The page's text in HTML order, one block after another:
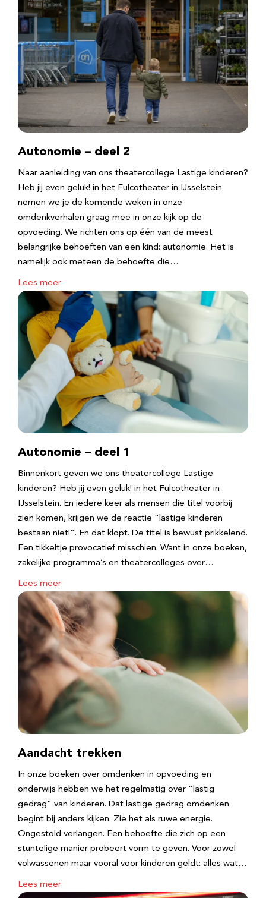
Autonomie – deel 2
Naar aanleiding van ons theatercollege Lastige kinderen?
Heb jij even geluk! in het Fulcotheater in IJsselstein
nemen we je de komende weken in onze
omdenkverhalen graag mee in onze kijk op de
opvoeding. We richten ons op één van de meest
belangrijke behoeften van een kind: autonomie. Het is
namelijk ook meteen de behoefte die…
Lees meer
Autonomie – deel 1
Binnenkort geven we ons theatercollege Lastige
kinderen? Heb jij even geluk! in het Fulcotheater in
IJsselstein. En iedere keer als mensen die titel voorbij
zien komen, krijgen we de reactie “lastige kinderen
bestaan niet!”. En dat klopt. De titel is bewust prikkelend.
Een tikkeltje provocatief misschien. Want in onze boeken,
zakelijke programma’s en theatercolleges over…
Lees meer
Aandacht trekken
In onze boeken over omdenken in opvoeding en
onderwijs hebben we het regelmatig over “lastig
gedrag” van kinderen. Dat lastige gedrag omdenken
begint bij anders kijken. Zie het als ruwe energie.
Ongestold verlangen. Een behoefte die zich op een
stuntelige manier probeert vorm te geven. Voor zowel
volwassenen maar vooral voor kinderen geldt: alles wat…
Lees meer